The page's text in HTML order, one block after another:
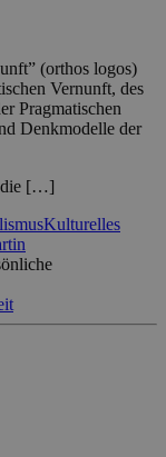
(orthos logos)
Vernunft, des
Pragmatischen
Denkmodelle der
die […]
Kulturelles